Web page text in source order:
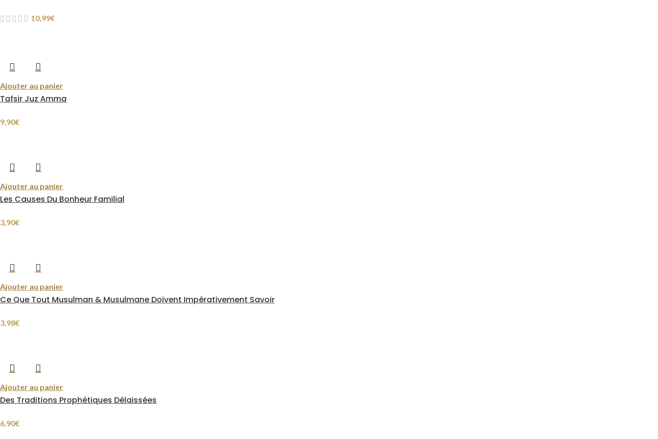
10,99€
Ajouter au panier
Tafsir Juz Amma
9,90€
Ajouter au panier
Les Causes Du Bonheur Familial
3,90€
Ajouter au panier
Ce Que Tout Musulman & Musulmane Doivent Impérativement Savoir
3,98€
Ajouter au panier
Des Traditions Prophétiques Délaissées
6,90€